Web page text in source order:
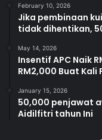
February 10, 2026
Jika pembinaan
tidak dihentikan,
May 14, 2026
Insentif APC Naik
RM2,000 Buat Kali
January 15, 2026
50,000 penjawat
Aidilfitri tahun Ini